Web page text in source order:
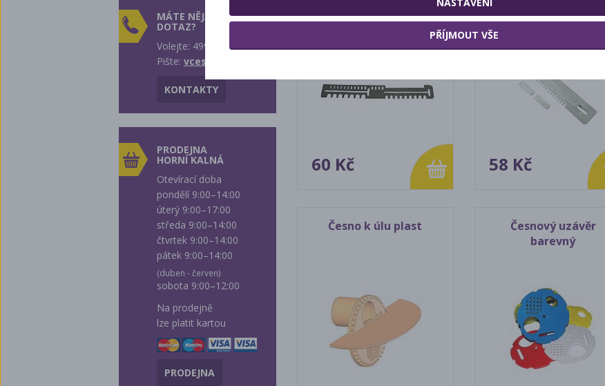
MÁTE NĚJAKÝ
DOTAZ?
Volejte: 499 431 242
Pište: vcest@vcest.cz
KONTAKTY
PRODEJNA
HORNÍ KALNÁ
Otevírací doba
pondělí 9:00–14:00
úterý 9:00–17:00
středa 9:00–14:00
čtvrtek 9:00–14:00
pátek 9:00–14:00
(duben - červen)
sobota 9:00–12:00
Na prodejně
lze platit kartou
PRODEJNA
60 Kč 58 Kč
Česno k úlu plast
Česnový uzávěr
barevný
PŘÍJMOUT VŠE